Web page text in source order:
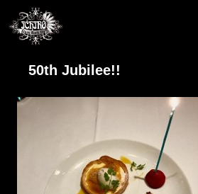
50th Jubilee!!